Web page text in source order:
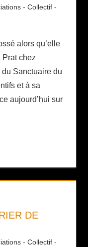
- Collectif -
alors qu’elle
Prat chez
du Sanctuaire du
et à sa
aujourd’hui sur
DE
- Collectif -